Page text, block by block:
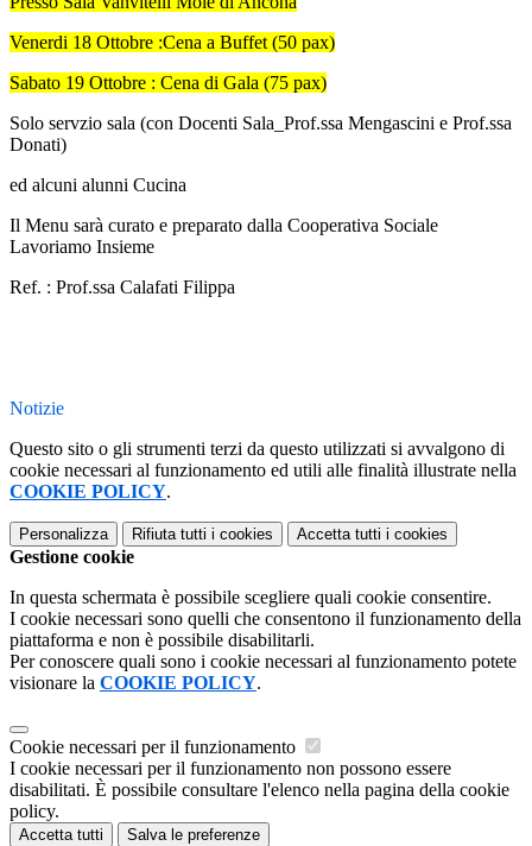
Venerdi 18 Ottobre :Cena a Buffet (50 pax)
Sabato 19 Ottobre : Cena di Gala (75 pax)
Solo servzio sala (con Docenti Sala_Prof.ssa Mengascini e Prof.ssa
Donati)
ed alcuni alunni Cucina
Il Menu sarà curato e preparato dalla Cooperativa Sociale
Lavoriamo Insieme
Ref. : Prof.ssa Calafati Filippa
Notizie
Questo sito o gli strumenti terzi da questo utilizzati si avvalgono di
cookie necessari al funzionamento ed utili alle finalità illustrate nella
COOKIE POLICY.
Personalizza Rifiuta tutti i cookies Accetta tutti i cookies
Gestione cookie
In questa schermata è possibile scegliere quali cookie consentire.
I cookie necessari sono quelli che consentono il funzionamento della
piattaforma e non è possibile disabilitarli.
Per conoscere quali sono i cookie necessari al funzionamento potete
visionare la COOKIE POLICY.
Cookie necessari per il funzionamento
I cookie necessari per il funzionamento non possono essere
disabilitati. È possibile consultare l'elenco nella pagina della cookie
policy.
Accetta tutti Salva le preferenze